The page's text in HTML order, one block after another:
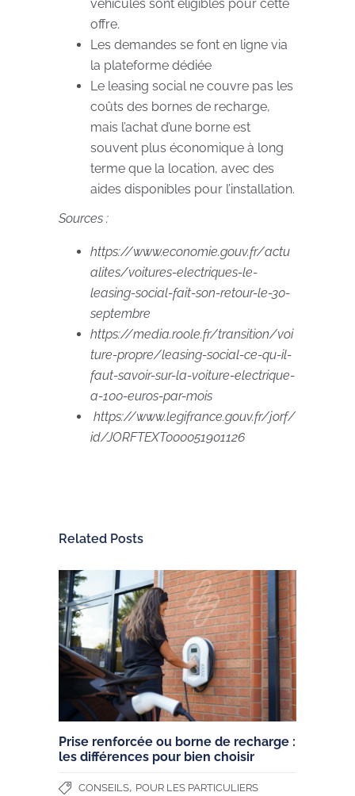
véhicules sont éligibles pour cette
offre.
Les demandes se font en ligne via
la plateforme dédiée
Le leasing social ne couvre pas les
coûts des bornes de recharge,
mais l’achat d’une borne est
souvent plus économique à long
terme que la location, avec des
aides disponibles pour l’installation.
Sources :
https://www.economie.gouv.fr/actu
alites/voitures-electriques-le-
leasing-social-fait-son-retour-le-30-
septembre
https://media.roole.fr/transition/voi
ture-propre/leasing-social-ce-qu-il-
faut-savoir-sur-la-voiture-electrique-
a-100-euros-par-mois
https://www.legifrance.gouv.fr/jorf/
id/JORFTEXT000051901126
Related Posts
Prise renforcée ou borne de recharge :
les différences pour bien choisir
CONSEILS, POUR LES PARTICULIERS